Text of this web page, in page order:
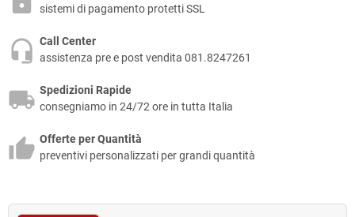
sistemi di pagamento protetti SSL
Call Center
assistenza pre e post vendita 081.8247261
Spedizioni Rapide
consegniamo in 24/72 ore in tutta Italia
Offerte per Quantità
preventivi personalizzati per grandi quantità